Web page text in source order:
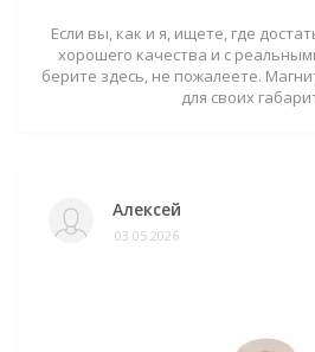
Если вы, как и я, ищете, где
хорошего качества и с
берите здесь, не пожалеете.
для своих
Алексей
03.05.2026